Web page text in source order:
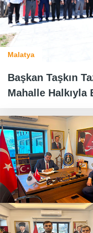
Malatya
Başkan Taşkın
Mahalle Halkıyla